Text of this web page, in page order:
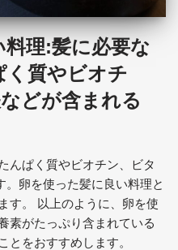
理:髪に必要な
く質やビオチ
どが含まれる
んぱく質やビオチン、ビタ
。卵を使った髪に良い料理と
す。 以上のように、卵を使
素がたっぷり含まれている
とをおすすめします。